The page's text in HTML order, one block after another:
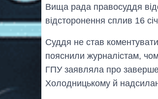
Вища рада правосуддя
відсторонення сплив 16
Суддя не став
пояснили журналістам,
ГПУ заявляла про
Холодницькому й